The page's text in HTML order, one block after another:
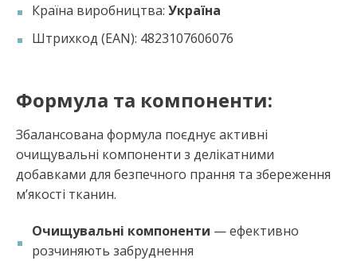
Країна виробництва: Україна
Штрихкод (EAN): 4823107606076
Формула та компоненти:
Збалансована формула поєднує активні
очищувальні компоненти з делікатними
добавками для безпечного прання та збереження
м’якості тканин.
Очищувальні компоненти — ефективно
розчиняють забруднення